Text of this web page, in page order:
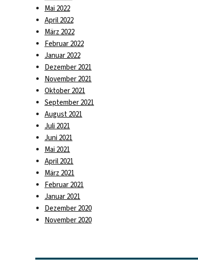
Mai 2022
April 2022
März 2022
Februar 2022
Januar 2022
Dezember 2021
November 2021
Oktober 2021
September 2021
August 2021
Juli 2021
Juni 2021
Mai 2021
April 2021
März 2021
Februar 2021
Januar 2021
Dezember 2020
November 2020